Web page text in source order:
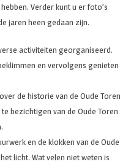
Verder kunt u er foto’s
jaren heen gedaan zijn.
activiteiten georganiseerd.
en vervolgens genieten
de historie van de Oude Toren
bezichtigen van de Oude Toren
en de klokken van de Oude
licht. Wat velen niet weten is